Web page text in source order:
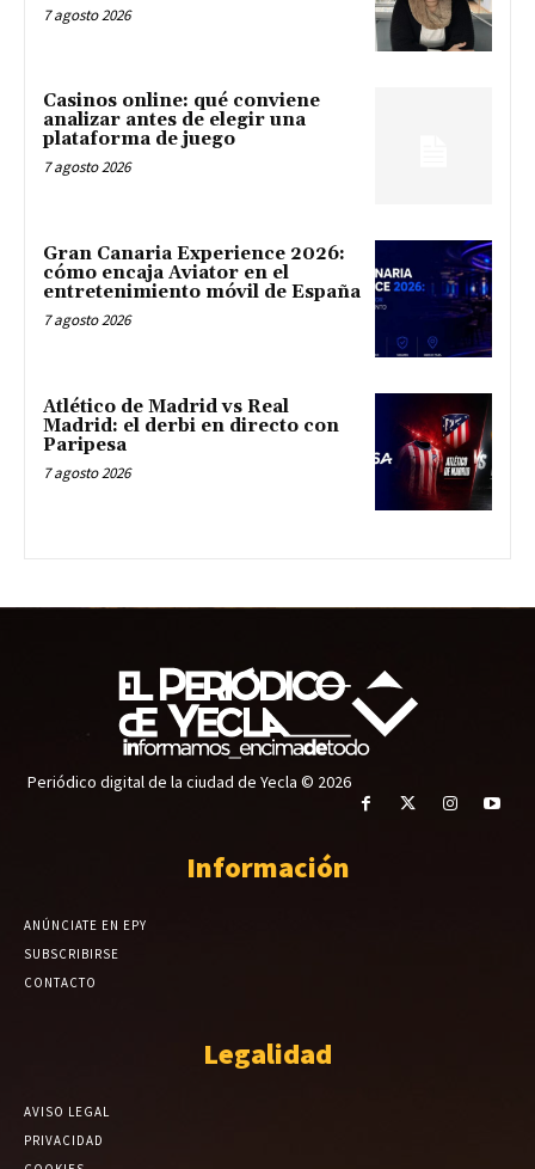
7 agosto 2026
Casinos online: qué conviene
analizar antes de elegir una
plataforma de juego
7 agosto 2026
Gran Canaria Experience 2026:
cómo encaja Aviator en el
entretenimiento móvil de España
7 agosto 2026
Atlético de Madrid vs Real
Madrid: el derbi en directo con
Paripesa
7 agosto 2026
Periódico digital de la ciudad de Yecla © 2026
Información
ANÚNCIATE EN EPY
SUBSCRIBIRSE
CONTACTO
Legalidad
AVISO LEGAL
PRIVACIDAD